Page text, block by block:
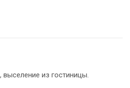
из го­сти­ни­цы.